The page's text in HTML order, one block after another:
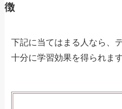
徴
下記に当てはまる人なら、
十分に学習効果を得られます